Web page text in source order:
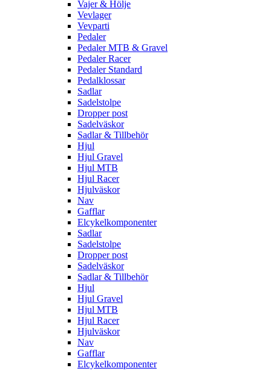
Vajer & Hölje
Vevlager
Vevparti
Pedaler
Pedaler MTB & Gravel
Pedaler Racer
Pedaler Standard
Pedalklossar
Sadlar
Sadelstolpe
Dropper post
Sadelväskor
Sadlar & Tillbehör
Hjul
Hjul Gravel
Hjul MTB
Hjul Racer
Hjulväskor
Nav
Gafflar
Elcykelkomponenter
Sadlar
Sadelstolpe
Dropper post
Sadelväskor
Sadlar & Tillbehör
Hjul
Hjul Gravel
Hjul MTB
Hjul Racer
Hjulväskor
Nav
Gafflar
Elcykelkomponenter